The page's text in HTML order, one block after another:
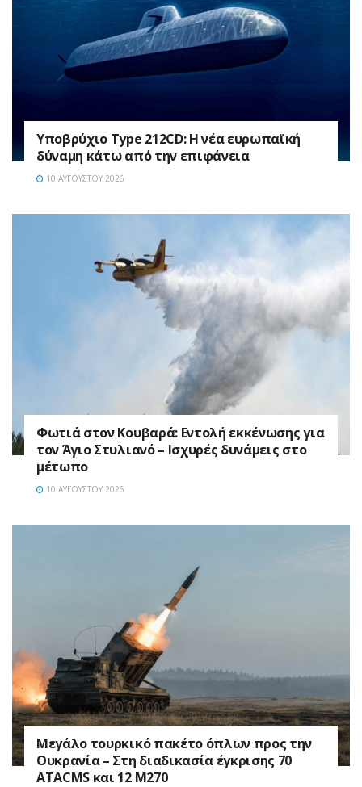
Υποβρύχιο Type 212CD: Η νέα ευρωπαϊκή
δύναμη κάτω από την επιφάνεια
10 ΑΥΓΟΎΣΤΟΥ 2026
Φωτιά στον Κουβαρά: Εντολή εκκένωσης για
τον Άγιο Στυλιανό – Ισχυρές δυνάμεις στο
μέτωπο
10 ΑΥΓΟΎΣΤΟΥ 2026
Μεγάλο τουρκικό πακέτο όπλων προς την
Ουκρανία – Στη διαδικασία έγκρισης 70
ATACMS και 12 M270